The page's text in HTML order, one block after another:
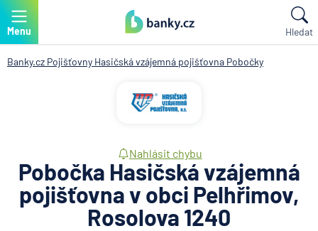
Menu Hledat
Banky.cz Pojišťovny Hasičská vzájemná pojišťovna Pobočky
Nahlásit chybu
Pobočka Hasičská vzájemná
pojišťovna v obci Pelhřimov,
Rosolova 1240